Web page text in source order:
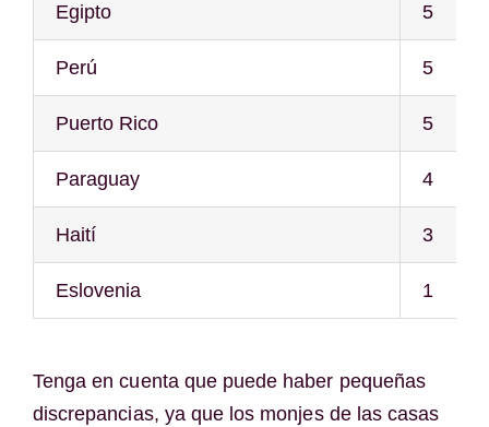
Egipto 5
Perú 5
Puerto Rico 5
Paraguay 4
Haití 3
Eslovenia 1
Tenga en cuenta que puede haber pequeñas
discrepancias, ya que los monjes de las casas